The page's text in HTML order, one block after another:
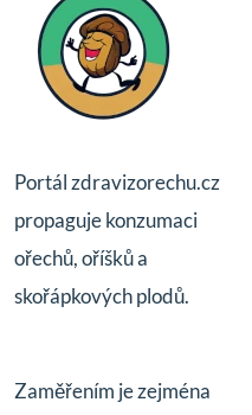
Portál zdravizorechu.cz
propaguje konzumaci
ořechů, oříšků a
skořápkových plodů.
Zaměřením je zejména